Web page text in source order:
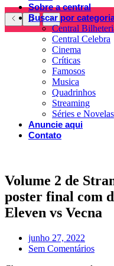
Sobre a central
Buscar por
Central
Central Celebra
Cinema
Críticas
Famosos
Musica
Quadrinhos
Streaming
Séries e Novelas
Anuncie aqui
Contato
Volume 2 de
poster final com
Eleven vs Vecna
junho 27, 2022
Sem Comentários